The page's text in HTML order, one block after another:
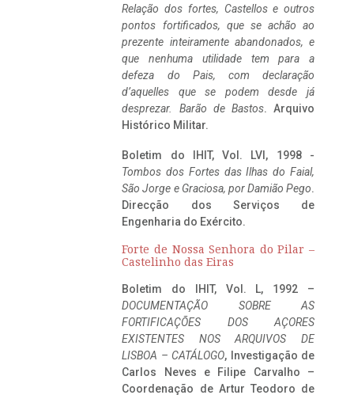
Relação dos fortes, Castellos e outros
pontos fortificados, que se achão ao
prezente inteiramente abandonados, e
que nenhuma utilidade tem para a
defeza do Pais, com declaração
d’aquelles que se podem desde já
desprezar. Barão de Bastos. Arquivo
Histórico Militar.
Boletim do IHIT, Vol. LVI, 1998 -
Tombos dos Fortes das Ilhas do Faial,
São Jorge e Graciosa, por Damião Pego.
Direcção dos Serviços de
Engenharia do Exército.
Forte de Nossa Senhora do Pilar –
Castelinho das Eiras
Boletim do IHIT, Vol. L, 1992 –
DOCUMENTAÇÃO SOBRE AS
FORTIFICAÇÕES DOS AÇORES
EXISTENTES NOS ARQUIVOS DE
LISBOA – CATÁLOGO, Investigação de
Carlos Neves e Filipe Carvalho –
Coordenação de Artur Teodoro de